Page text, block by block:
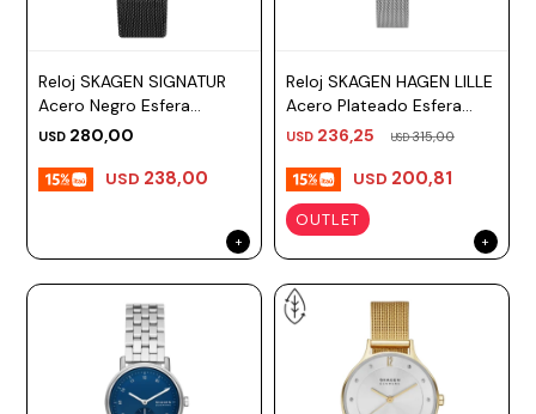
Reloj SKAGEN SIGNATUR
Acero Negro Esfera
40mm
USD 280,00
USD 238,00
Reloj SKAGEN HAGEN LILLE
Acero Plateado Esfera
22mm
USD 236,25 USD315,00
USD 200,81
OUTLET